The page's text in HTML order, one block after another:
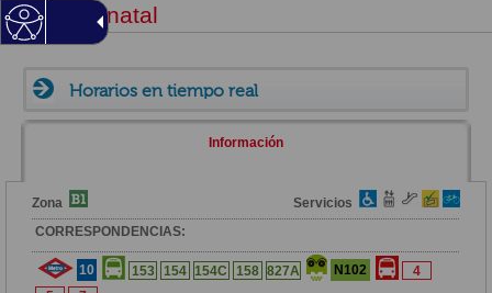
Baunatal
Horarios en tiempo real
Información
Zona
Servicios
CORRESPONDENCIAS:
10 153 154 154C 158 827A N102
4